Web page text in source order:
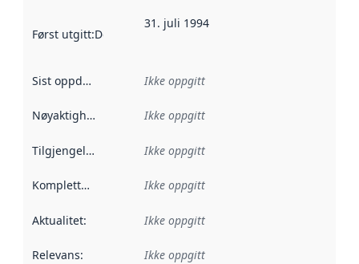
Først utgitt:Denne datoen sier når dataene i dette
31. juli 1994
Sist oppdatert Ikke oppgitt
Nøyaktighet Ikke oppgitt
Tilgjengelighet Ikke oppgitt
Kompletthet Ikke oppgitt
Aktualitet: Ikke oppgitt
Relevans: Ikke oppgitt